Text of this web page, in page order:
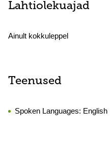
Lahtiolekuajad
Ainult kokkuleppel
Teenused
Spoken Languages: English